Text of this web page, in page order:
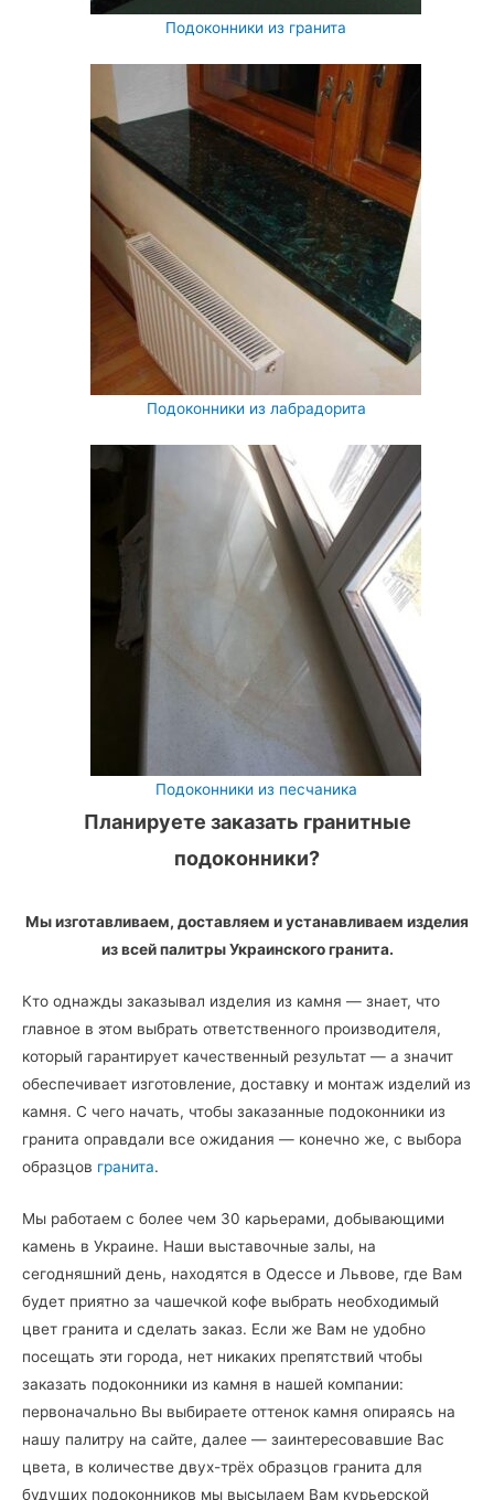
Подоконники из гранита
Подоконники из лабрадорита
Подоконники из песчаника
Планируете заказать гранитные
подоконники?
Мы изготавливаем, доставляем и устанавливаем изделия
из всей палитры Украинского гранита.
Кто однажды заказывал изделия из камня — знает, что
главное в этом выбрать ответственного производителя,
который гарантирует качественный результат — а значит
обеспечивает изготовление, доставку и монтаж изделий из
камня. С чего начать, чтобы заказанные подоконники из
гранита оправдали все ожидания — конечно же, с выбора
образцов гранита.
Мы работаем с более чем 30 карьерами, добывающими
камень в Украине. Наши выставочные залы, на
сегодняшний день, находятся в Одессе и Львове, где Вам
будет приятно за чашечкой кофе выбрать необходимый
цвет гранита и сделать заказ. Если же Вам не удобно
посещать эти города, нет никаких препятствий чтобы
заказать подоконники из камня в нашей компании:
первоначально Вы выбираете оттенок камня опираясь на
нашу палитру на сайте, далее — заинтересовавшие Вас
цвета, в количестве двух-трёх образцов гранита для
будущих подоконников мы высылаем Вам курьерской